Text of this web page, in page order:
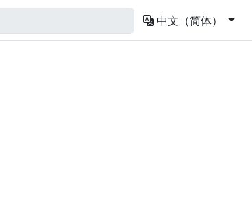
中文（简体）